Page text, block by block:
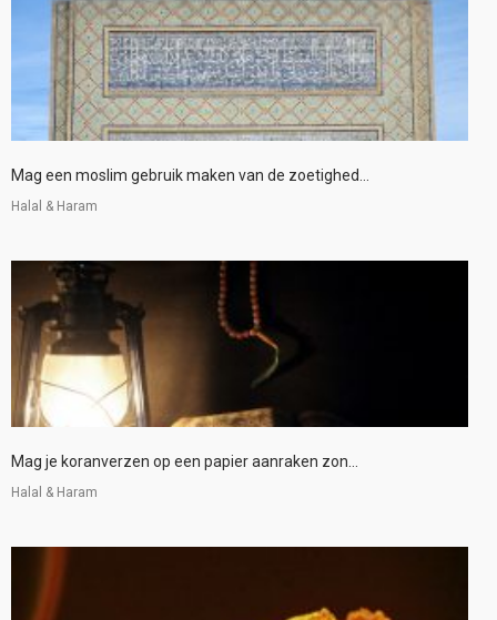
Mag een moslim gebruik maken van de zoetighed...
Halal & Haram
Mag je koranverzen op een papier aanraken zon...
Halal & Haram